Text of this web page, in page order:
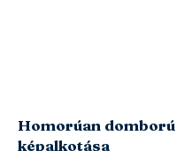
Homorúan
képalkotása